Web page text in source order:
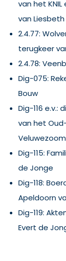
van het
van
2.4.77:
terugkeer
2.4.78:
Dig-075:
Bouw
Dig-116
van het
Dig-115:
de Jonge
Dig-118:
Apeldoorn
Dig-119:
Evert de